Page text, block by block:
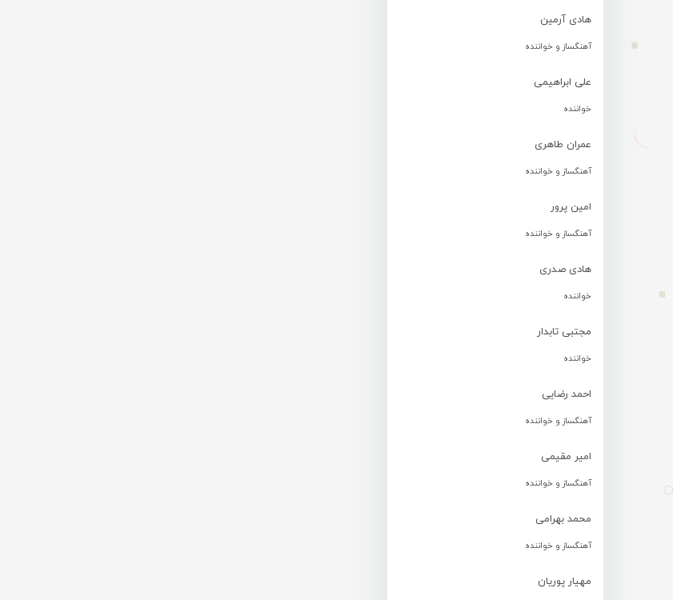
هادی آرمین
آهنگساز و خواننده
علی ابراهیمی
خواننده
عمران طاهری
آهنگساز و خواننده
امین پرور
آهنگساز و خواننده
هادی صدری
خواننده
مجتبی تابدار
خواننده
احمد رضایی
آهنگساز و خواننده
امیر مقیمی
آهنگساز و خواننده
محمد بهرامی
آهنگساز و خواننده
مهیار پوریان